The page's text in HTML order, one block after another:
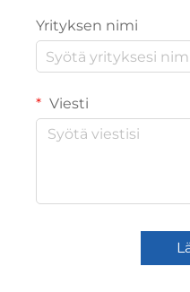
Yrityksen nimi
Viesti